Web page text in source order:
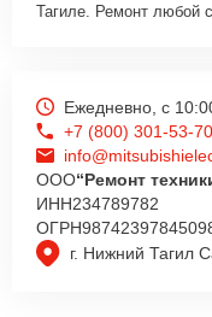
Тагиле. Ремонт любой
г. Нижний Тагил
Ежедневно, с
+7 (800) 301-53-70
ООО“Ремонт
ИНН234789782
ОГРН